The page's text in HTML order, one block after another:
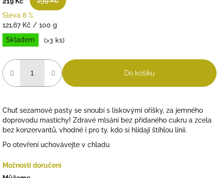
Sleva 8 %
Měrná
cena:
121,67 Kč / 100 g
Skladem
(>3 ks)
Do košíku
Chuť sezamové pasty se snoubí s lískovými oříšky, za jemného
doprovodu mastichy! Zdravé mlsání bez přidaného cukru a zcela
bez konzervantů, vhodné i pro ty, kdo si hlídají štíhlou linii.
Po otevření uchovávejte v chladu
Možnosti doručení